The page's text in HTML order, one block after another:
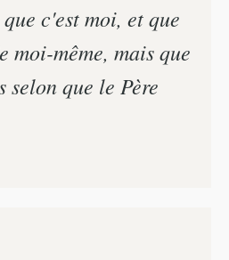
c'est moi, et que
moi-même, mais que
selon que le Père